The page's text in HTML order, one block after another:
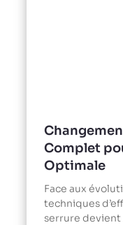
Complet
Optimale
Face aux
techniques
serrure devient